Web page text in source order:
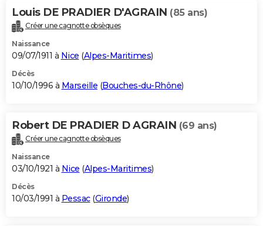
Louis DE PRADIER D'AGRAIN (85 ans)
Créer une cagnotte obsèques
Naissance
09/07/1911 à Nice (Alpes-Maritimes)
Décès
10/10/1996 à Marseille (Bouches-du-Rhône)
Robert DE PRADIER D AGRAIN (69 ans)
Créer une cagnotte obsèques
Naissance
03/10/1921 à Nice (Alpes-Maritimes)
Décès
10/03/1991 à Pessac(Gironde)